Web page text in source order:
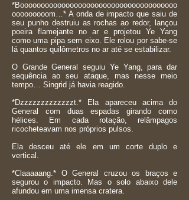
*Boooooooooooooooooooooooooooooooooooooo
ooooooooom…* A onda de impacto que saiu de
seu punho destruiu as rochas ao redor, lançou
poeira flamejante no ar e projetou Ye Yang
como uma pipa sem eixo. Ele rolou por sabe-se
lá quantos quilômetros no ar até se estabilizar.
O Grande General seguiu Ye Yang, para dar
sequência ao seu ataque, mas nesse meio
tempo… Singrid já havia reagido.
*Dzzzzzzzzzzzzzt.* Ela apareceu acima do
General com duas espadas girando como
hélices. Em cada rotação, relâmpagos
ricocheteavam nos próprios pulsos.
Ela desceu até ele em um corte duplo e
vertical.
*Claaaaang.* O General cruzou os braços e
segurou o impacto. Mas o solo abaixo dele
afundou em uma imensa cratera.